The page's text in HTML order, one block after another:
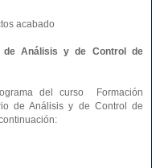
acabado
de Análisis y de Control de
del curso Formación
de Análisis y de Control de